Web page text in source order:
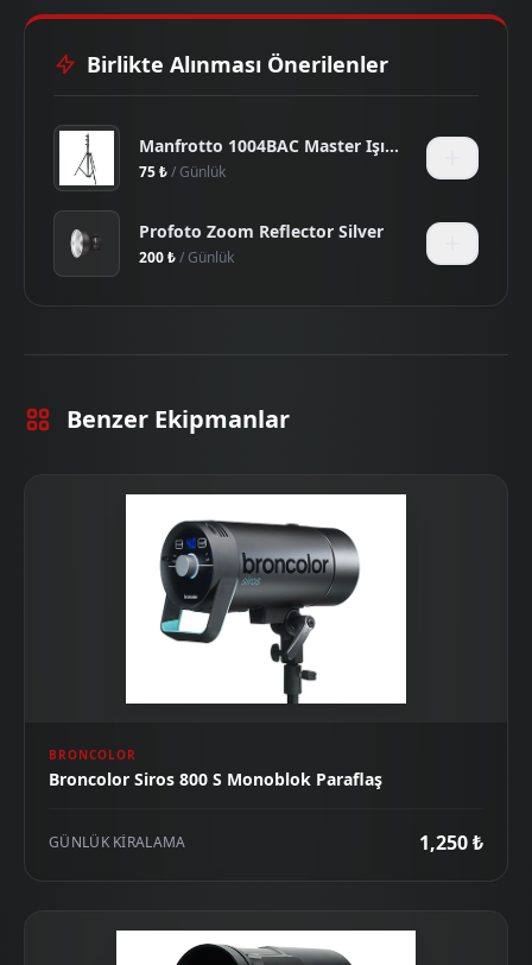
Birlikte Alınması Önerilenler
Manfrotto 1004BAC Master Işık Ayağı
75 ₺/ Günlük
Profoto Zoom Reflector Silver
200 ₺/ Günlük
Benzer Ekipmanlar
BRONCOLOR
Broncolor Siros 800 S Monoblok Paraflaş
GÜNLÜK KIRALAMA 1,250 ₺